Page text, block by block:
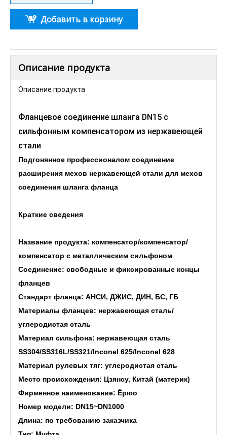
Добавить в корзину
Описание продукта
Описание продукта
Фланцевое соединение шланга DN15 с
сильфонным компенсатором из нержавеющей
стали
Подгонянное профессионалом соединение
расширения мехов нержавеющей стали для мехов
соединения шланга фланца
Краткие сведения
Название продукта: компенсатор/компенсатор/
компенсатор с металлическим сильфоном
Соединение: свободные и фиксированные концы
фланцев
Стандарт фланца: АНСИ, ДЖИС, ДИН, БС, ГБ
Материалы фланцев: нержавеющая сталь/
углеродистая сталь
Материал сильфона: нержавеющая сталь
SS304/SS316L/SS321/Inconel 625/Inconel 628
Материал рулевых тяг: углеродистая сталь
Место происхождения: Цзянсу, Китай (материк)
Фирменное наименование: Ёрюо
Номер модели: DN15~DN1000
Длина: по требованию заказчика